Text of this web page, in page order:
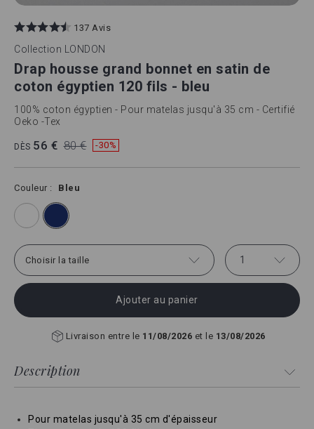
137 Avis
Collection LONDON
Drap housse grand bonnet en satin de
coton égyptien 120 fils - bleu
100% coton égyptien - Pour matelas jusqu'à 35 cm - Certifié
Oeko -Tex
DÈS 56 € 80 € -30%
Couleur Bleu
Choisir la taille 1
Ajouter au panier
Livraison entre le 11/08/2026 et le 13/08/2026
Description
Pour matelas jusqu'à 35 cm d'épaisseur
to
the
beginning
the
images
gallery